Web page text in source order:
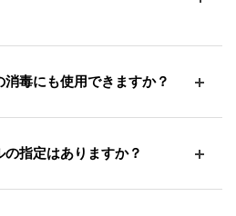
消毒にも使用できますか？
指定はありますか？